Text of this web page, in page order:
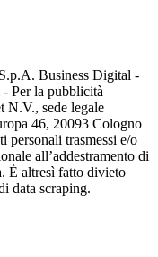
Business Digital -
Per la pubblicità
N.V., sede legale
46, 20093 Cologno
personali trasmessi e/o
all’addestramento di
È altresì fatto divieto
data scraping.